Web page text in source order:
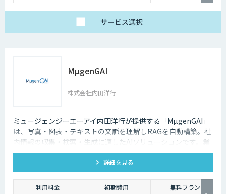
サービス選択
MµgenGAI
株式会社内田洋行
ミュージェンジーエーアイ内田洋行が提供する「MµgenGAI」
は、写真・図表・テキストの文脈を理解しRAGを自動構築。社
内情報の収集・検索・生成に適したAIソリューションです。業
種を問わず業務効率とナレッジ活用を支援します。
詳細を見る
利用料金 初期費用
無料プラン